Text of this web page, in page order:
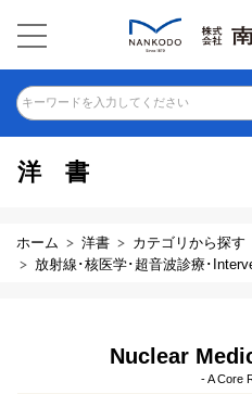
キーワードを入力してください
洋書
ホーム 洋書 カテゴリから探す
放射線･核医学･超音波診療･
Nuclear
- A Core